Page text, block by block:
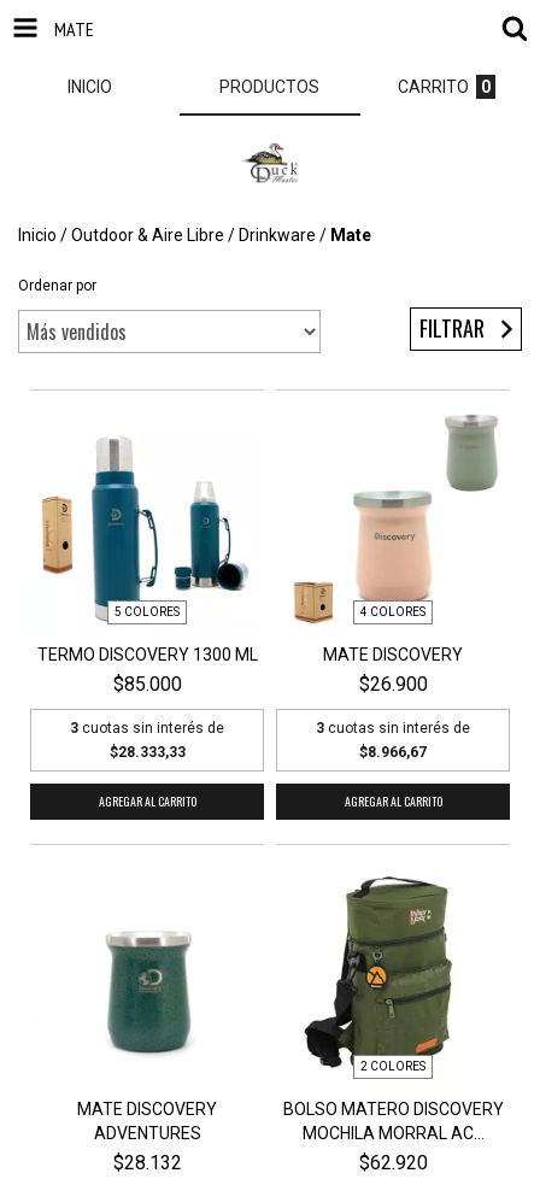
MATE
INICIO PRODUCTOS CARRITO 0
Inicio /Outdoor & Aire Libre / Drinkware / Mate
Ordenar por
FILTRAR
5 COLORES
TERMO DISCOVERY 1300 ML
$85.000
3 cuotas sin interés de
$28.333,33
AGREGAR AL CARRITO
4 COLORES
MATE DISCOVERY
$26.900
3 cuotas sin interés de
$8.966,67
AGREGAR AL CARRITO
MATE DISCOVERY
ADVENTURES
$28.132
2 COLORES
BOLSO MATERO DISCOVERY
MOCHILA MORRAL AC...
$62.920